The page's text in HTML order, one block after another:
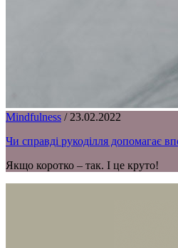
Mindfulness / 23.02.2022
Чи справді рукоділля допомагає
Якщо коротко – так. І це круто!